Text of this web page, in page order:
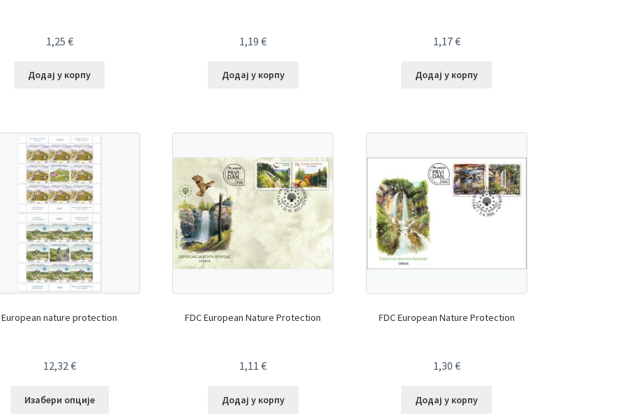
1,25 €
Додај у корпу
1,19€
Додај у корпу
1,17€
Додај у корпу
European nature protection
12,32€
Изабери опције
FDC European Nature Protection
1,11€
Додај у корпу
FDC European Nature Protection
1,30 €
Додај у корпу